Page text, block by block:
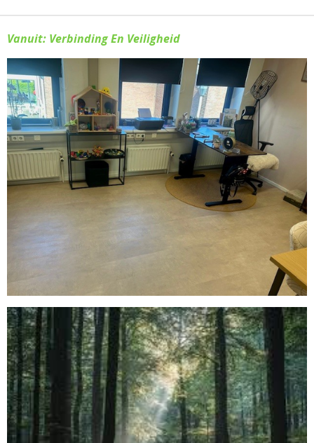
Vanuit: Verbinding En Veiligheid